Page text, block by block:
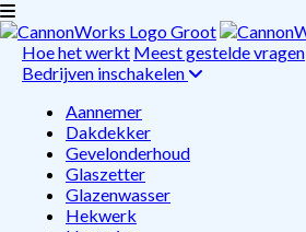
Hoe het werkt Meest gestelde vragen
Bedrijven inschakelen
Aannemer
Dakdekker
Gevelonderhoud
Glaszetter
Glazenwasser
Hekwerk